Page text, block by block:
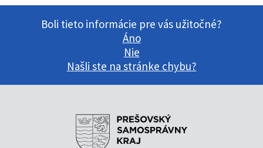
Boli tieto informácie pre vás užitočné?
Áno
Nie
Našli ste na stránke chybu?